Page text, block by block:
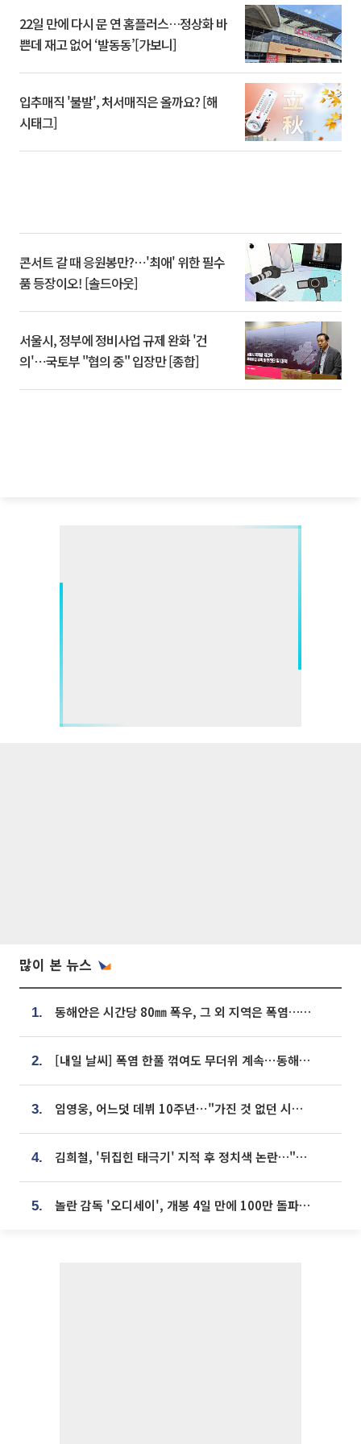
22일 만에 다시 문 연 홈플러스…정상화 바
쁜데 재고 없어 ‘발동동’[가보니]
입추매직 '불발', 처서매직은 올까요? [해
시태그]
콘서트 갈 때 응원봉만?⋯'최애' 위한 필수
품 등장이오! [솔드아웃]
서울시, 정부에 정비사업 규제 완화 '건
의'⋯국토부 "협의 중" 입장만 [종합]
많이 본 뉴스
1. 동해안은 시간당 80㎜ 폭우, 그 외 지역은 폭염…‘극과 극 날씨’
2. [내일 날씨] 폭염 한풀 꺾여도 무더위 계속⋯동해안 이틀 연속 비
3. 임영웅, 어느덧 데뷔 10주년⋯"가진 것 없던 시절, 내 앞엔 20명의 팬뿐"
4. 김희철, '뒤집힌 태극기' 지적 후 정치색 논란…"좌우 떠나 우리나라 국기"
5. 놀란 감독 '오디세이', 개봉 4일 만에 100만 돌파⋯'왕사남' 보다 빠르다